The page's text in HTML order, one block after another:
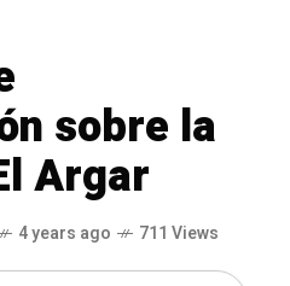
sobre la
Argar
4 years ago 711 Views